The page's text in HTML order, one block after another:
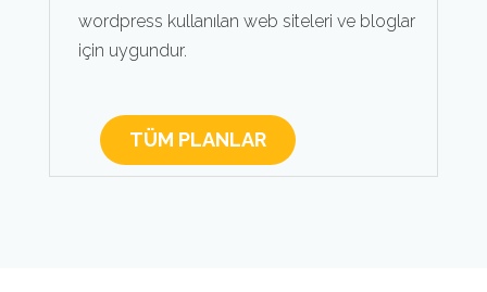
wordpress kullanılan web siteleri ve bloglar
için uygundur.
TÜM PLANLAR